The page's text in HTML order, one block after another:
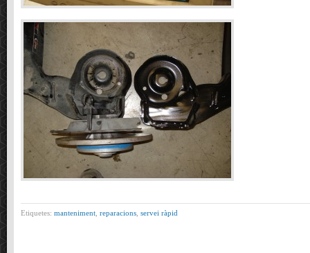
Etiquetes: manteniment reparacions servei ràpid